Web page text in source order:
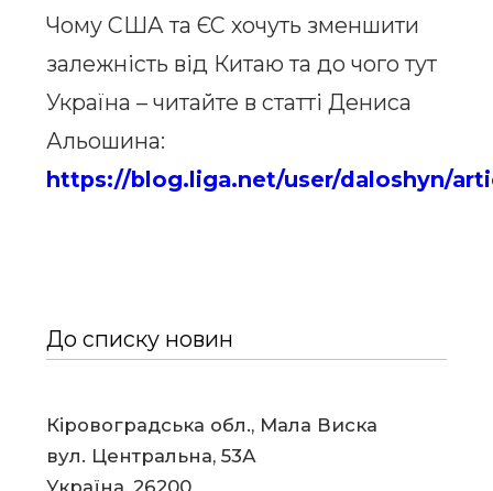
Чому США та ЄС хочуть зменшити
залежність від Китаю та до чого тут
Україна – читайте в статті Дениса
Альошина:
https://blog.liga.net/user/daloshyn/
До списку новин
Кіровоградська обл., Мала Виска
вул. Центральна, 53А